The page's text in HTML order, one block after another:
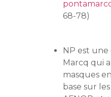
68-78)
NP est
Marcq qui
masques
base sur